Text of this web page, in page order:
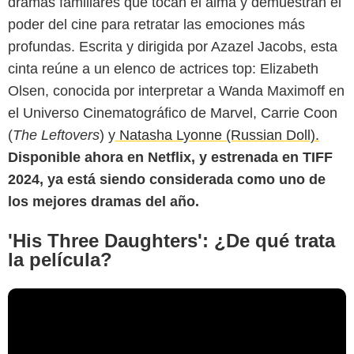
poder del cine para retratar las emociones más
profundas. Escrita y dirigida por Azazel Jacobs, esta
cinta reúne a un elenco de actrices top: Elizabeth
Olsen, conocida por interpretar a Wanda Maximoff en
el Universo Cinematográfico de Marvel, Carrie Coon
(The Leftovers) y Natasha Lyonne (Russian Doll).
Disponible ahora en Netflix, y estrenada en TIFF
2024, ya está siendo considerada como uno de
los mejores dramas del año.
'His Three Daughters': ¿De qué trata
la película?